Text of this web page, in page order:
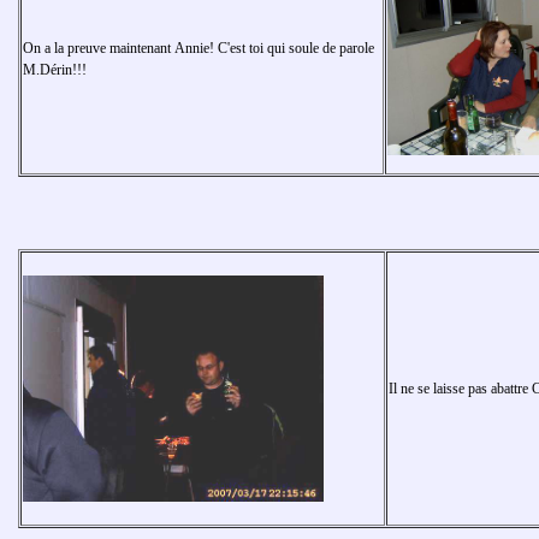
On a la preuve maintenant Annie! C'est toi qui soule de parole
M.Dérin!!!
Il ne se laisse pas abattre